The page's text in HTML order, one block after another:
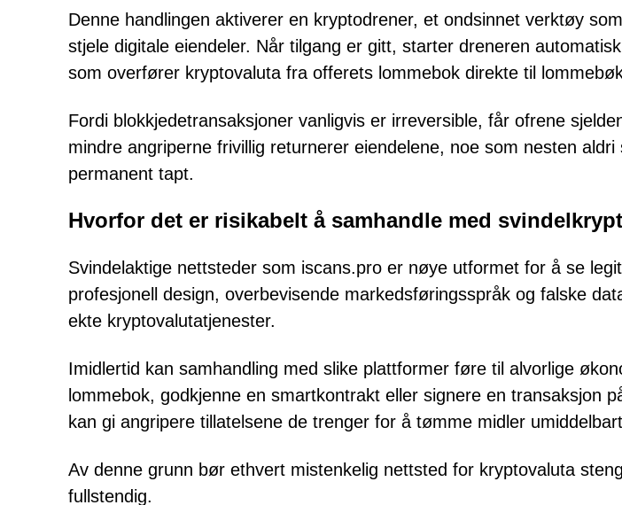
Denne handlingen aktiverer en kryptodrener, et ondsinnet verktøy
stjele digitale eiendeler. Når tilgang er gitt, starter dreneren
som overfører kryptovaluta fra offerets lommebok direkte til
Fordi blokkjedetransaksjoner vanligvis er irreversible, får ofrene
mindre angriperne frivillig returnerer eiendelene, noe som nesten
permanent tapt.
Hvorfor det er risikabelt å samhandle med
Svindelaktige nettsteder som iscans.pro er nøye utformet for å se
profesjonell design, overbevisende markedsføringsspråk og falske
ekte kryptovalutatjenester.
Imidlertid kan samhandling med slike plattformer føre til alvorlige
lommebok, godkjenne en smartkontrakt eller signere en transaksjon
kan gi angripere tillatelsene de trenger for å tømme midler
Av denne grunn bør ethvert mistenkelig nettsted for kryptovaluta
fullstendig.